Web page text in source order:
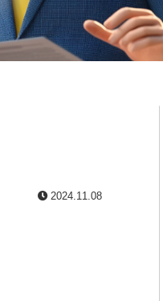
2024.11.08